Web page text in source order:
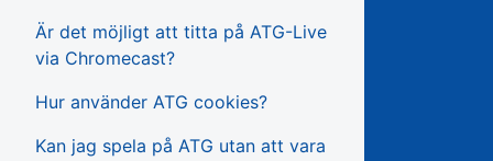
Är det möjligt att titta på ATG-Live
via Chromecast?
Hur använder ATG cookies?
Kan jag spela på ATG utan att vara